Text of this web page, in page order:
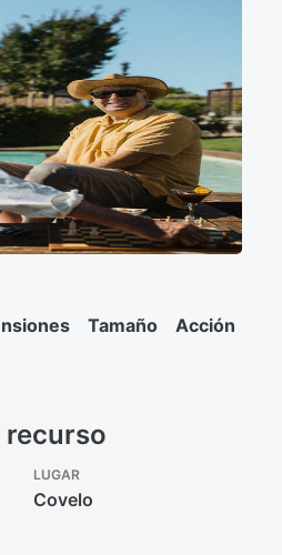
Tamaño Acción
recurso
LUGAR
Covelo